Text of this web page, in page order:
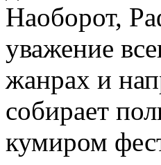
Наоборот,
уважение
жанрах и
собирает
кумиром